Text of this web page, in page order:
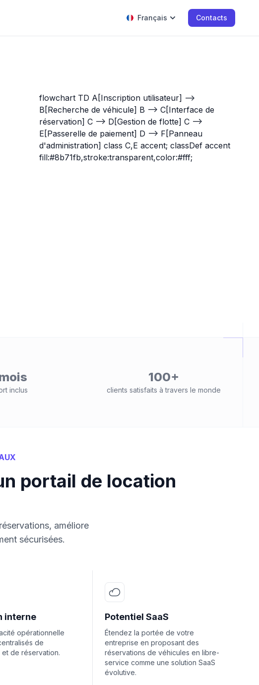
Français Contacts
flowchart TD A[Inscription utilisateur] -->
B[Recherche de véhicule] B --> C[Interface de
réservation] C --> D[Gestion de flotte] C -->
E[Passerelle de paiement] D --> F[Panneau
d'administration] class C,E accent; classDef accent
fill:#8b71fb,stroke:transparent,color:#fff;
inclus
100+
clients satisfaits à travers le monde
portail de location
améliore
sécurisées.
interne
opérationnelle
de
de réservation.
Potentiel SaaS
Étendez la portée de votre
entreprise en proposant des
réservations de véhicules en libre-
service comme une solution SaaS
évolutive.